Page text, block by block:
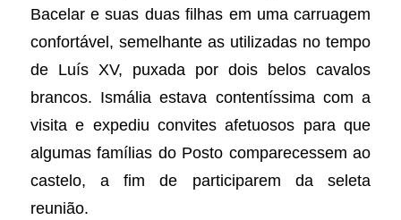
Bacelar e suas duas filhas em uma carruagem
confortável, semelhante as utilizadas no tempo
de Luís XV, puxada por dois belos cavalos
brancos. Ismália estava contentíssima com a
visita e expediu convites afetuosos para que
algumas famílias do Posto comparecessem ao
castelo, a fim de participarem da seleta
reunião.